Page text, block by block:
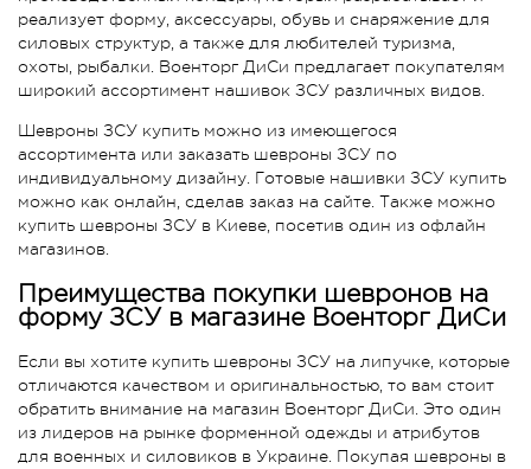
реализует форму, аксессуары, обувь и снаряжение для
силовых структур, а также для любителей туризма,
охоты, рыбалки. Военторг ДиСи предлагает покупателям
широкий ассортимент нашивок ЗСУ различных видов.
Шевроны ЗСУ купить можно из имеющегося
ассортимента или заказать шевроны ЗСУ по
индивидуальному дизайну. Готовые нашивки ЗСУ купить
можно как онлайн, сделав заказ на сайте. Также можно
купить шевроны ЗСУ в Киеве, посетив один из офлайн
магазинов.
Преимущества покупки шевронов на
форму ЗСУ в магазине Военторг ДиСи
Если вы хотите купить шевроны ЗСУ на липучке, которые
отличаются качеством и оригинальностью, то вам стоит
обратить внимание на магазин Военторг ДиСи. Это один
из лидеров на рынке форменной одежды и атрибутов
для военных и силовиков в Украине. Покупая шевроны в